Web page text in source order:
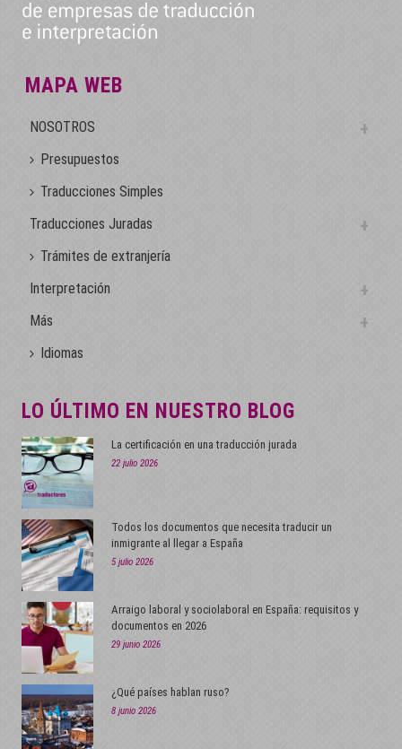
MAPA WEB
NOSOTROS
Presupuestos
Traducciones Simples
Traducciones Juradas
Trámites de extranjería
Interpretación
Más
Idiomas
LO ÚLTIMO EN NUESTRO BLOG
La certificación en una traducción jurada
22 julio 2026
Todos los documentos que necesita traducir un
inmigrante al llegar a España
5 julio 2026
Arraigo laboral y sociolaboral en España: requisitos y
documentos en 2026
29 junio 2026
¿Qué países hablan ruso?
8 junio 2026